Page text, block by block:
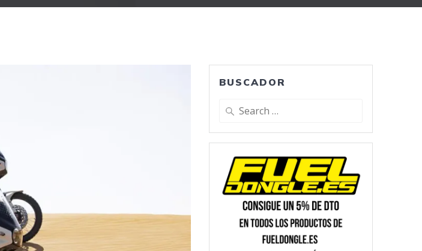
BUSCADOR
Search